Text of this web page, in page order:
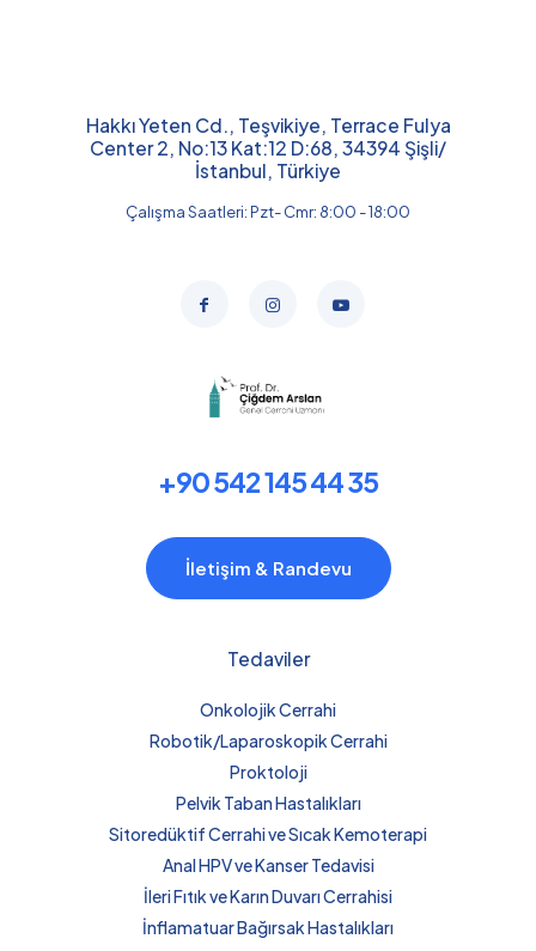
Hakkı Yeten Cd., Teşvikiye, Terrace Fulya
Center 2, No:13 Kat:12 D:68, 34394 Şişli/
İstanbul, Türkiye
Çalışma Saatleri: Pzt- Cmr: 8:00 - 18:00
+90 542 145 44 35
İletişim & Randevu
Tedaviler
Onkolojik Cerrahi
Robotik/Laparoskopik Cerrahi
Proktoloji
Pelvik Taban Hastalıkları
Sitoredüktif Cerrahi ve Sıcak Kemoterapi
Anal HPV ve Kanser Tedavisi
İleri Fıtık ve Karın Duvarı Cerrahisi
İnflamatuar Bağırsak Hastalıkları